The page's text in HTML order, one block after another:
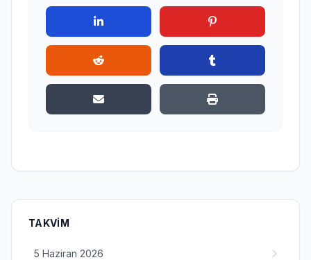
TAKVIM
5 Haziran 2026